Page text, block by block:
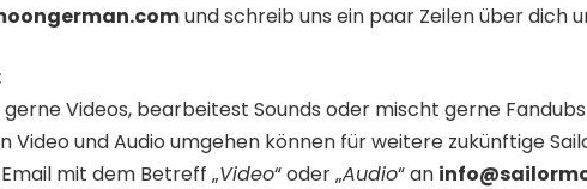
und schreib uns ein paar Zeilen über dich
Videos, bearbeitest Sounds oder mischt gerne
Video und Audio umgehen können für weitere zukünftige
mit dem Betreff „Video“ oder „Audio“ an